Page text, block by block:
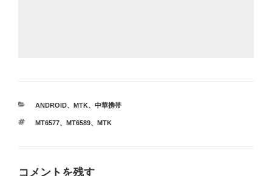
カ
ゴ
ANDROID、 MTK、 中華携帯
タ
MT6577、 MT6589、 MTK
コメントを残す